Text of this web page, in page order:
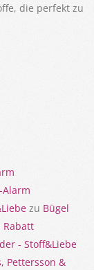
die perfekt zu
zu Bügel
Rabatt
- Stoff&Liebe
Pettersson &